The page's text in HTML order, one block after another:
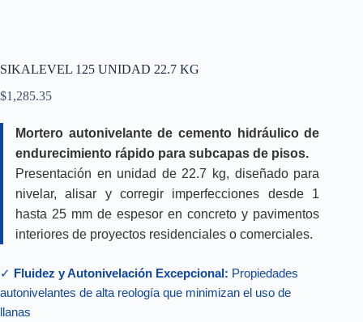
SIKALEVEL 125 UNIDAD 22.7 KG
$1,285.35
Mortero autonivelante de cemento hidráulico de
endurecimiento rápido para subcapas de pisos.
Presentación en unidad de 22.7 kg, diseñado para
nivelar, alisar y corregir imperfecciones desde 1
hasta 25 mm de espesor en concreto y pavimentos
interiores de proyectos residenciales o comerciales.
✓ Fluidez y Autonivelación Excepcional: Propiedades
autonivelantes de alta reología que minimizan el uso de
llanas